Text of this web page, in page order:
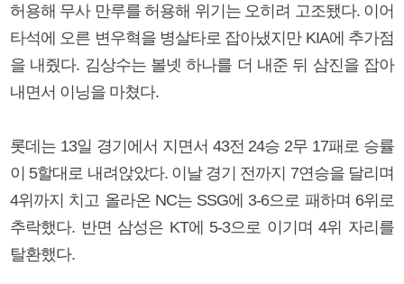
허용해 무사 만루를 허용해 위기는 오히려 고조됐다. 이어
타석에 오른 변우혁을 병살타로 잡아냈지만 KIA에 추가점
을 내줬다. 김상수는 볼넷 하나를 더 내준 뒤 삼진을 잡아
내면서 이닝을 마쳤다.
롯데는 13일 경기에서 지면서 43전 24승 2무 17패로 승률
이 5할대로 내려앉았다. 이날 경기 전까지 7연승을 달리며
4위까지 치고 올라온 NC는 SSG에 3-6으로 패하며 6위로
추락했다. 반면 삼성은 KT에 5-3으로 이기며 4위 자리를
탈환했다.